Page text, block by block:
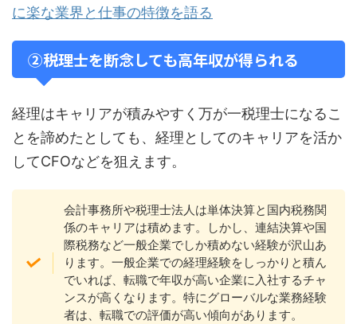
に楽な業界と仕事の特徴を語る
②税理士を断念しても高年収が得られる
経理はキャリアが積みやすく万が一税理士になるこ
とを諦めたとしても、経理としてのキャリアを活か
してCFOなどを狙えます。
会計事務所や税理士法人は単体決算と国内税務関
係のキャリアは積めます。しかし、連結決算や国
際税務など一般企業でしか積めない経験が沢山あ
ります。一般企業での経理経験をしっかりと積ん
でいれば、転職で年収が高い企業に入社するチャ
ンスが高くなります。特にグローバルな業務経験
者は、転職での評価が高い傾向があります。